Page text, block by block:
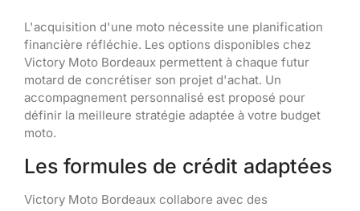
L'acquisition d'une moto nécessite une planification
financière réfléchie. Les options disponibles chez
Victory Moto Bordeaux permettent à chaque futur
motard de concrétiser son projet d'achat. Un
accompagnement personnalisé est proposé pour
définir la meilleure stratégie adaptée à votre budget
moto.
Les formules de crédit adaptées
Victory Moto Bordeaux collabore avec des